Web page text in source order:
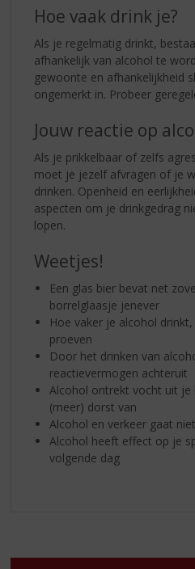
Hoe vaak drink je?
Als je regelmatig drinkt,
afhankelijk van alcohol te
gewoonte en afhankelijkheid
ongemerkt in. Probeer
Jouw reactie op
Als je prikkelbaar of zelfs
moet je jezelf afvragen of je
drinken. Openheid en
aspecten om je drinkgedrag
lopen.
Weetjes!
Een glas bier bevat net
borrelglaasje jenever
Hoe vaker je alcohol
proeven
Door het drinken van
reactievermogen achteruit
Alcohol ontrekt vocht uit je
(meer) dorst van
Alcohol en verkeer gaat
Alcohol heeft effect op je
volgende dag